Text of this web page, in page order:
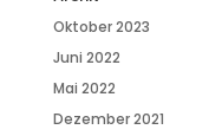
Oktober 2023
Juni 2022
Mai 2022
Dezember 2021